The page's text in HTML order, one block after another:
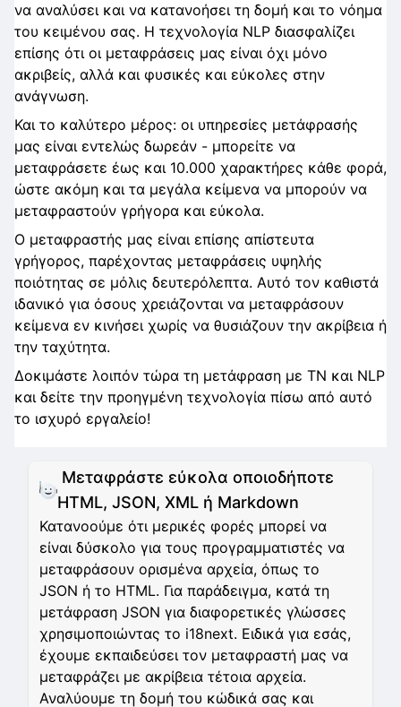
να αναλύσει και να κατανοήσει τη δομή και το νόημα
του κειμένου σας. Η τεχνολογία NLP διασφαλίζει
επίσης ότι οι μεταφράσεις μας είναι όχι μόνο
ακριβείς, αλλά και φυσικές και εύκολες στην
ανάγνωση.
Και το καλύτερο μέρος: οι υπηρεσίες μετάφρασής
μας είναι εντελώς δωρεάν - μπορείτε να
μεταφράσετε έως και 10.000 χαρακτήρες κάθε φορά,
ώστε ακόμη και τα μεγάλα κείμενα να μπορούν να
μεταφραστούν γρήγορα και εύκολα.
Ο μεταφραστής μας είναι επίσης απίστευτα
γρήγορος, παρέχοντας μεταφράσεις υψηλής
ποιότητας σε μόλις δευτερόλεπτα. Αυτό τον καθιστά
ιδανικό για όσους χρειάζονται να μεταφράσουν
κείμενα εν κινήσει χωρίς να θυσιάζουν την ακρίβεια ή
την ταχύτητα.
Δοκιμάστε λοιπόν τώρα τη μετάφραση με ΤΝ και NLP
και δείτε την προηγμένη τεχνολογία πίσω από αυτό
το ισχυρό εργαλείο!
Μεταφράστε εύκολα οποιοδήποτε
HTML, JSON, XML ή Markdown
Κατανοούμε ότι μερικές φορές μπορεί να
είναι δύσκολο για τους προγραμματιστές να
μεταφράσουν ορισμένα αρχεία, όπως το
JSON ή το HTML. Για παράδειγμα, κατά τη
μετάφραση JSON για διαφορετικές γλώσσες
χρησιμοποιώντας το i18next. Ειδικά για εσάς,
έχουμε εκπαιδεύσει τον μεταφραστή μας να
μεταφράζει με ακρίβεια τέτοια αρχεία.
Αναλύουμε τη δομή του κώδικά σας και